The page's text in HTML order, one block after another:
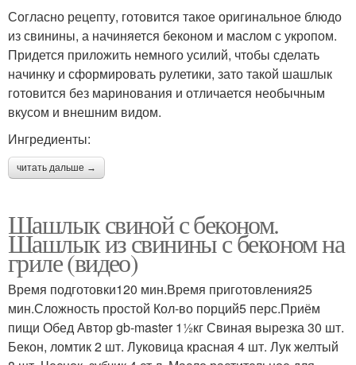
Согласно рецепту, готовится такое оригинальное блюдо
из свинины, а начиняется беконом и маслом с укропом.
Придется приложить немного усилий, чтобы сделать
начинку и сформировать рулетики, зато такой шашлык
готовится без маринования и отличается необычным
вкусом и внешним видом.
Ингредиенты:
читать дальше →
Шашлык свиной с беконом.
Шашлык из свинины с беконом на
гриле (видео)
Время подготовки120 мин.Время приготовления25
мин.Сложность простой Кол-во порций5 перс.Приём
пищи Обед Автор gb-master 11⁄2кг Свиная вырезка 30 шт.
Бекон, ломтик 2 шт. Луковица красная 4 шт. Лук желтый